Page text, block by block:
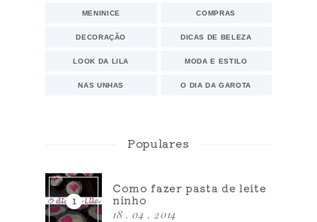
MENINICE COMPRAS
DECORAÇÃO DICAS DE BELEZA
LOOK DA LILA MODA E ESTILO
NAS UNHAS O DIA DA GAROTA
Populares
Como fazer pasta de leite
ninho
18 . 04 . 2014